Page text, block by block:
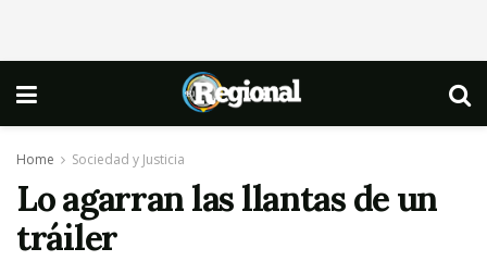
Home Sociedad y Justicia
Lo agarran las llantas de un
tráiler